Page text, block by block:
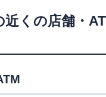
近くの店舗・